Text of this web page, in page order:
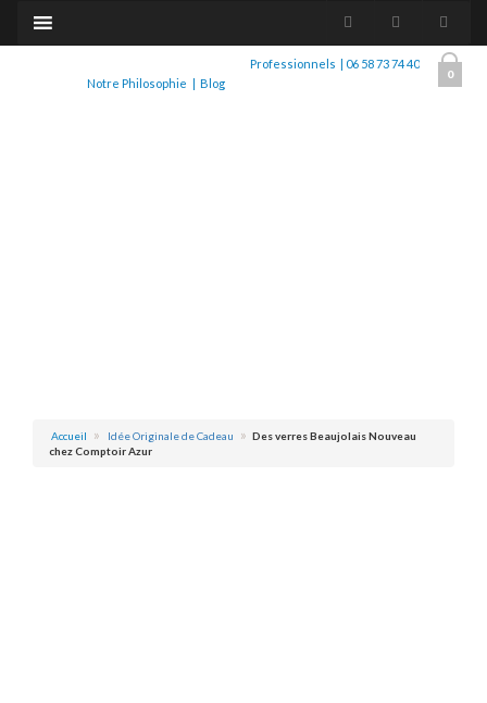
0
Notre Philosophie | Blog
Professionnels | 06 58 73 74 40
Accueil Idée Originale de Cadeau
Des verres Beaujolais Nouveau
chez Comptoir Azur